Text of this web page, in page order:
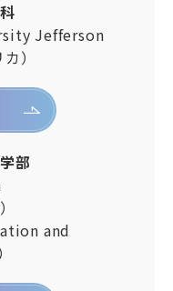
Jefferson
）
部
and